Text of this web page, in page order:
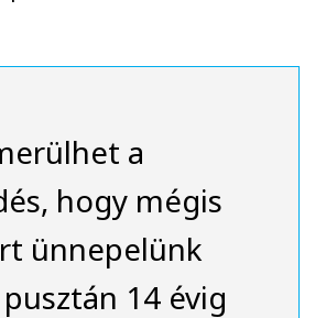
a
hogy mégis
ünnepelünk
14 évig